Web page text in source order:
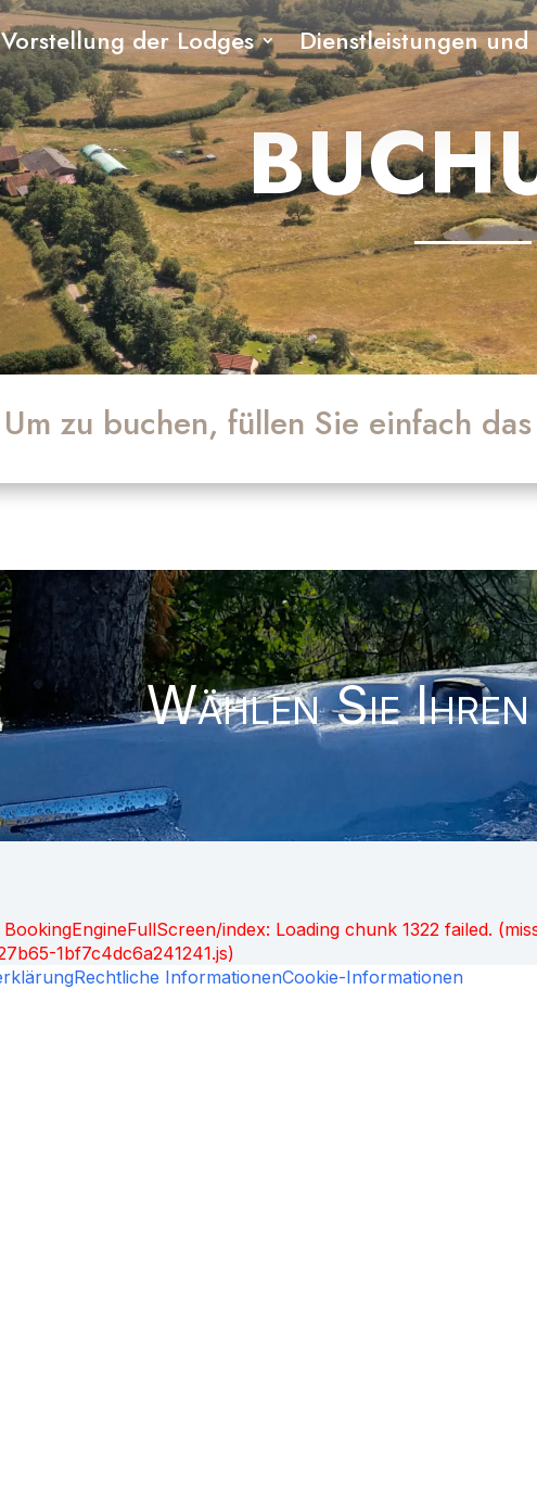
Vorstellung der Lodges Dienstleistungen
Um zu buchen, füllen Sie einfach